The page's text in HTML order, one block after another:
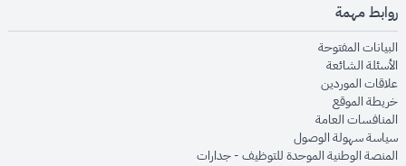
روابط مهمة
البيانات المفتوحةopens in new window
الأسئلة الشائعةopens in new window
علاقات الموردينopens in new window
خريطة الموقعopens in new window
المنافسات العامةopens in new window
سياسة سهولة الوصولopens in new window
المنصة الوطنية الموحدة للتوظيف - جداراتopens in new window